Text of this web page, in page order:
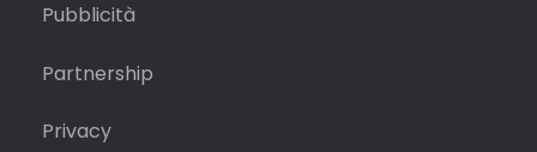
Pubblicità
Partnership
Privacy